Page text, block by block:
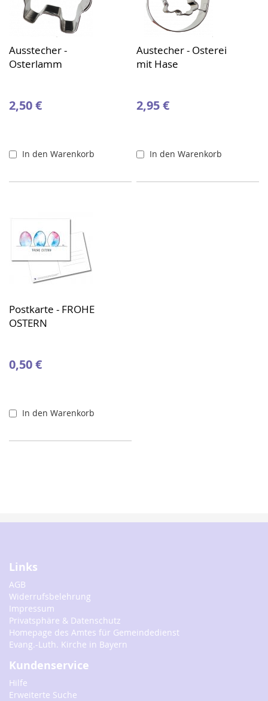
Ausstecher -
Osterlamm
2,50 €
In den Warenkorb
Austecher - Osterei
mit Hase
2,95 €
In den Warenkorb
Postkarte - FROHE
OSTERN
0,50 €
In den Warenkorb
Links
AGB
Widerrufsbelehrung
Impressum
Privatsphäre & Datenschutz
Homepage des Amtes für Gemeindedienst
Evang.-Luth. Kirche in Bayern
Kundenservice
Hilfe
Erweiterte Suche